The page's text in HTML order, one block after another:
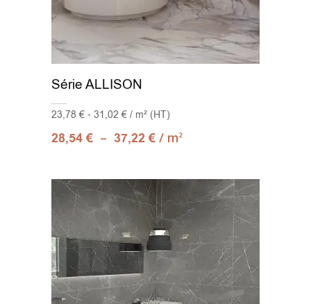
Série ALLISON
23,78 € - 31,02 € / m² (HT)
28,54€ – 37,22€ / m2